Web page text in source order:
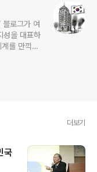
블로그가 여
성을 대표하
를 만끽하
더보기
국